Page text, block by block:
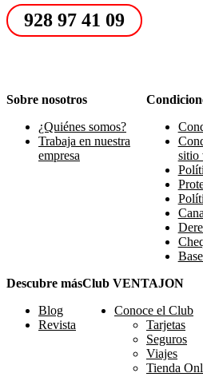
928 97 41 09
Sobre nosotros
¿Quiénes somos?
Trabaja en nuestra
empresa
sitio
Descubre más
Blog
Revista
Club VENTAJON
Conoce el Club
Tarjetas
Seguros
Viajes
Tienda